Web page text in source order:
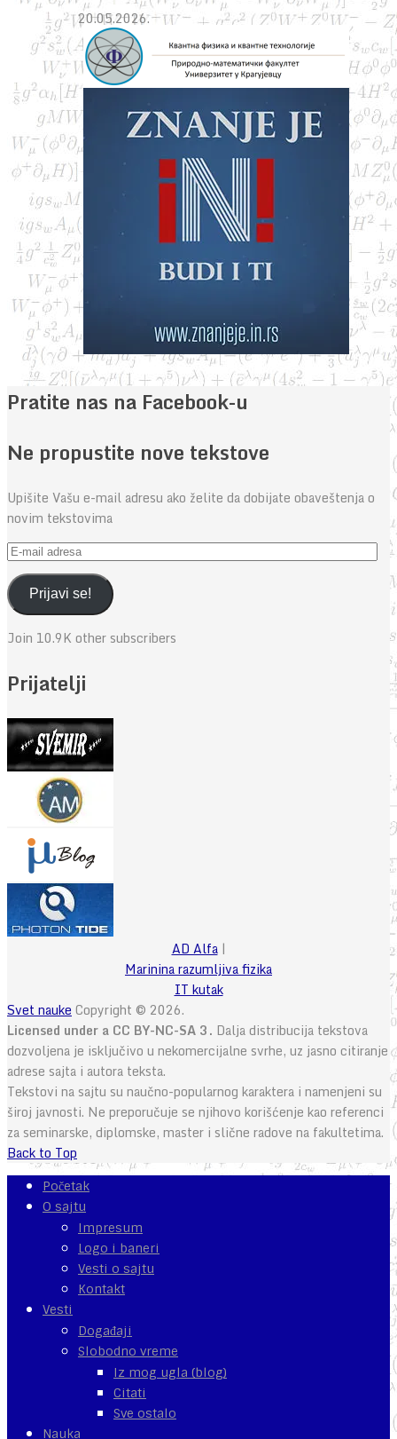
20.05.2026.
Pratite nas na Facebook-u
Ne propustite nove tekstove
Upišite Vašu e-mail adresu ako želite da dobijate obaveštenja o
novim tekstovima
E-
mail
adresaPrijavi se!
Join 10.9K other subscribers
Prijatelji
AD Alfa|
Marinina razumljiva fizika
IT kutak
Svet nauke Copyright © 2026.
Licensed under a CC BY-NC-SA 3. Dalja distribucija tekstova
dozvoljena je isključivo u nekomercijalne svrhe, uz jasno citiranje
adrese sajta i autora teksta.
Tekstovi na sajtu su naučno-popularnog karaktera i namenjeni su
široj javnosti. Ne preporučuje se njihovo korišćenje kao referenci
za seminarske, diplomske, master i slične radove na fakultetima.
Back to Top
Početak
O sajtu
Impresum
Logo i baneri
Vesti o sajtu
Kontakt
Vesti
Događaji
Slobodno vreme
Iz mog ugla (blog)
Citati
Sve ostalo
Nauka